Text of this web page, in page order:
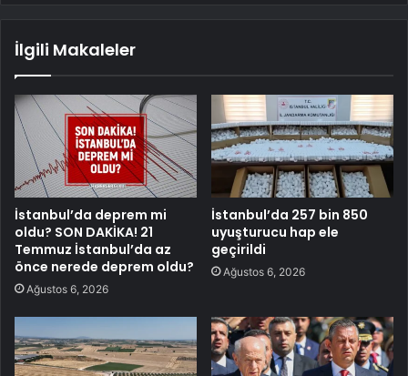
İlgili Makaleler
İstanbul’da deprem mi
oldu? SON DAKİKA! 21
Temmuz İstanbul’da az
önce nerede deprem oldu?
Ağustos 6, 2026
İstanbul’da 257 bin 850
uyuşturucu hap ele
geçirildi
Ağustos 6, 2026